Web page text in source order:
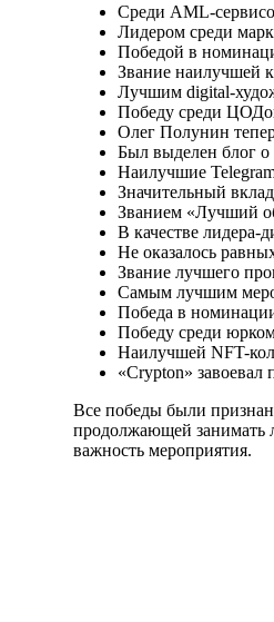
Среди AML-
Лидером среди
Победой в
Звание наилучшей
Лучшим digital-
Победу среди
Олег Полунин
Был выделен блог
Наилучшие
Значительный
Званием «Лучший
В качестве лидера-
Не оказалось
Звание лучшего
Самым лучшим
Победа в
Победу среди
Наилучшей NFT-
«Crypton»
Все победы были
продолжающей занимать
важность мероприятия.